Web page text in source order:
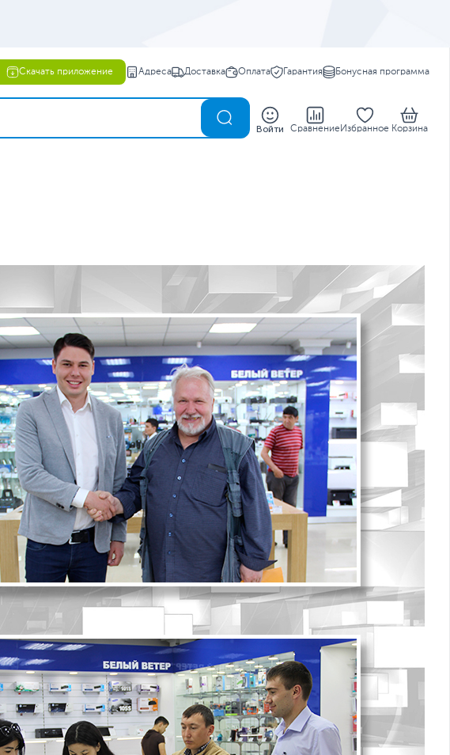
Скачать приложение Адреса Доставка Оплата Гарантия Бонусная программа
Войти Сравнение Избранное Корзина